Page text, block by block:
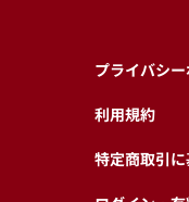
プライバシ
利用規約
特定商取引